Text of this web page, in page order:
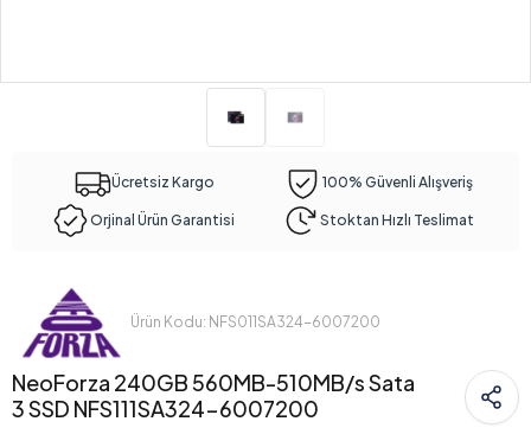
Ücretsiz Kargo 100% Güvenli Alışveriş
Orjinal Ürün Garantisi Stoktan Hızlı Teslimat
Ürün Kodu: NFS011SA324-6007200
NeoForza 240GB 560MB-510MB/s Sata
3 SSD NFS111SA324-6007200